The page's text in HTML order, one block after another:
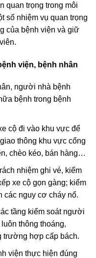
quan trọng trong môi
số nhiệm vụ quan trọng
của bệnh viện và giữ
viện, bệnh nhân
người nhà bệnh
bệnh trong bệnh
cộ đi vào khu vực để
thông khu vực cổng
chèo kéo, bán hàng…
nhiệm ghi vé, kiểm
xe cộ gọn gàng; kiểm
các nguy cơ cháy nổ.
tầng kiểm soát người
thông thoáng,
trường hợp cấp bách.
viện thực hiện đúng